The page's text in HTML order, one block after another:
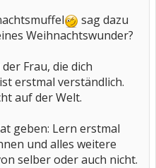
sag dazu
Weihnachtswunder?
Frau, die dich
erstmal verständlich.
auf der Welt.
geben: Lern erstmal
und alles weitere
selber oder auch nicht.